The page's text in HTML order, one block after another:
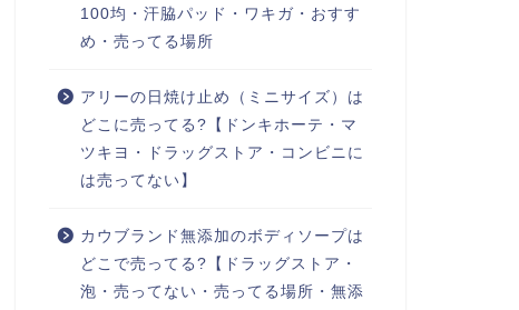
100均・汗脇パッド・ワキガ・おすす
め・売ってる場所
アリーの日焼け止め（ミニサイズ）は
どこに売ってる?【ドンキホーテ・マ
ツキヨ・ドラッグストア・コンビニに
は売ってない】
カウブランド無添加のボディソープは
どこで売ってる?【ドラッグストア・
泡・売ってない・売ってる場所・無添